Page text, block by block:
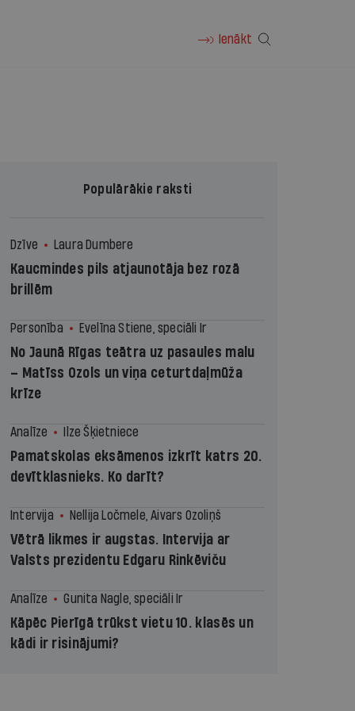
Ienākt
Populārākie raksti
Dzīve Laura Dumbere
Kaucmindes pils atjaunotāja bez rozā
brillēm
Personība Evelīna Stiene, speciāli Ir
No Jaunā Rīgas teātra uz pasaules malu
– Matīss Ozols un viņa ceturtdaļmūža
krīze
Analīze Ilze Šķietniece
Pamatskolas eksāmenos izkrīt katrs 20.
devītklasnieks. Ko darīt?
Intervija Nellija Ločmele, Aivars Ozoliņš
Vētrā likmes ir augstas. Intervija ar
Valsts prezidentu Edgaru Rinkēviču
Analīze Gunita Nagle, speciāli Ir
Kāpēc Pierīgā trūkst vietu 10. klasēs un
kādi ir risinājumi?